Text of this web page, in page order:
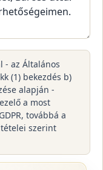
- az Általános
(1) bekezdés b)
alapján -
a most
továbbá a
szerint